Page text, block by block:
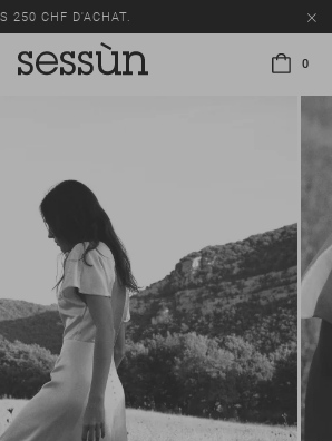
250 CHF D'ACHAT.
LA TVA ET LES DROITS DE DOUANE.
0